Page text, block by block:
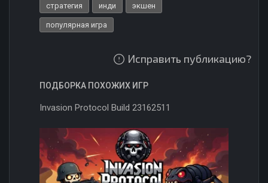
стратегия инди экшен
популярная игра
Исправить публикацию?
ПОДБОРКА ПОХОЖИХ ИГР
Invasion Protocol Build 23162511